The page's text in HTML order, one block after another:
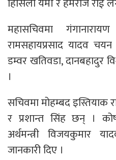
महासचिवमा
रामसहायप्रसाद यादव
डम्वर खतिवडा, दानबहादुर
।
सचिवमा मोहम्बद इस्तियाक
र प्रशान्त सिंह छन् ।
अर्थमन्त्री विजयकुमार
जानकारी दिए ।